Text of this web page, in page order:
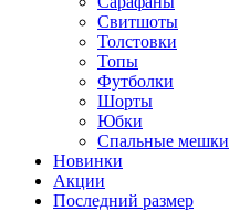
Свитшоты
Толстовки
Топы
Футболки
Шорты
Юбки
Спальные мешки
Новинки
Акции
Последний размер